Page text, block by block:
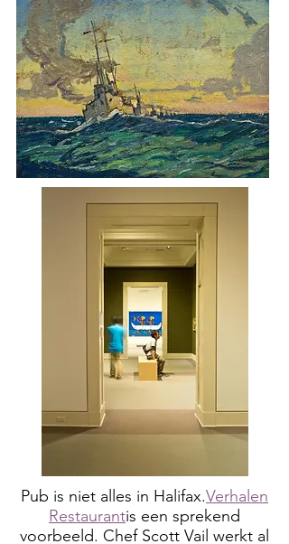
Pub is niet alles in Halifax.Verhalen
Restaurantis een sprekend
voorbeeld. Chef Scott Vail werkt al